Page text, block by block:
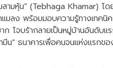
หุ้น” (Tebhaga Khamar) โดย
ลง พร้อมมอบความรู้ทางเทคนิ
โจบร้ากลายเป็นหมู่บ้านอันดับแ
น” ธนาคารเพื่อคนจนแห่งแรก